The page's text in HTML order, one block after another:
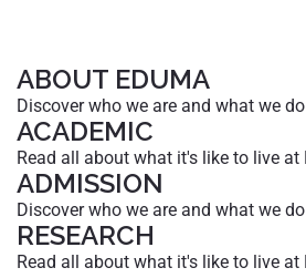
ABOUT EDUMA
Discover who we are and what we do
ACADEMIC
Read all about what it's like to live at
ADMISSION
Discover who we are and what we do
RESEARCH
Read all about what it's like to live at